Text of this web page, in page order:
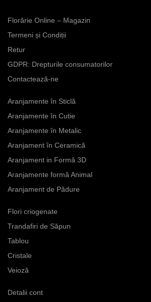
Florărie Online – Magazin
Termeni și Condiții
Retur
GDPR: Drepturile consumatorilor
Contactează-ne
Aranjamente în Sticlă
Aranjamente în Cutie
Aranjamente în Metalic
Aranjament în Ceramică
Aranjament in Formă 3D
Aranjamente formă Animal
Aranjament de Pădure
Flori criogenate
Trandafiri de Săpun
Tablou
Cristale
Veioză
Detalii cont